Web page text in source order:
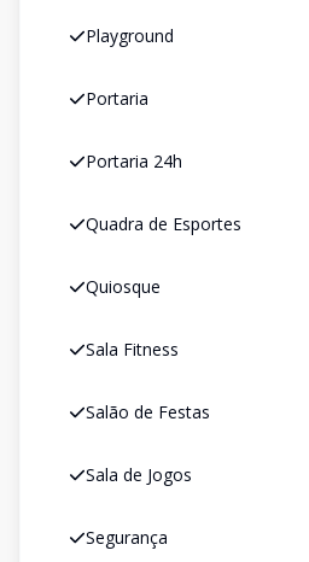
Playground
Portaria
Portaria 24h
Quadra de Esportes
Quiosque
Sala Fitness
Salão de Festas
Sala de Jogos
Segurança